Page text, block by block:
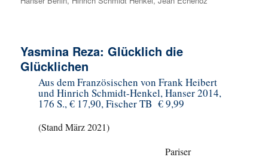
Yasmina Reza: Glücklich die
Glücklichen
Aus dem Französischen von Frank Heibert
und Hinrich Schmidt-Henkel, Hanser 2014,
176 S., € 17,90, Fischer TB € 9,99
(Stand März 2021)
Pariser